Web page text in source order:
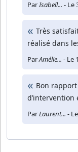
ParIsabell... - Le
Très
réalisé dans
ParAmélie... - Le
Bon
ParLaurent... -